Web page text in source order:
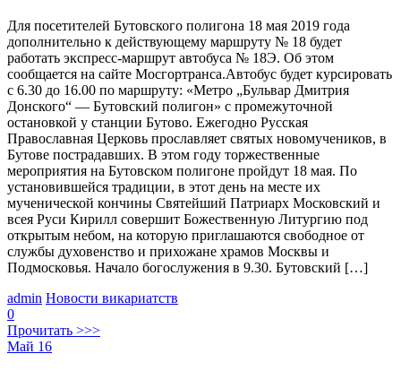
Для посетителей Бутовского полигона 18 мая 2019 года
дополнительно к действующему маршруту № 18 будет
работать экспресс-маршрут автобуса № 18Э. Об этом
сообщается на сайте Мосгортранса.Автобус будет курсировать
с 6.30 до 16.00 по маршруту: «Метро „Бульвар Дмитрия
Донского“ — Бутовский полигон» с промежуточной
остановкой у станции Бутово. Ежегодно Русская
Православная Церковь прославляет святых новомучеников, в
Бутове пострадавших. В этом году торжественные
мероприятия на Бутовском полигоне пройдут 18 мая. По
установившейся традиции, в этот день на месте их
мученической кончины Святейший Патриарх Московский и
всея Руси Кирилл совершит Божественную Литургию под
открытым небом, на которую приглашаются свободное от
службы духовенство и прихожане храмов Москвы и
Подмосковья. Начало богослужения в 9.30. Бутовский […]
admin Новости викариатств
0
Прочитать >>>
Май 16